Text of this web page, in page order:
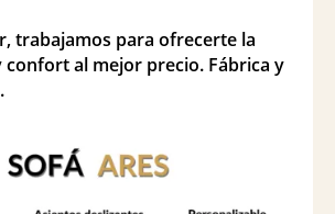
trabajamos para ofrecerte la
confort al mejor precio. Fábrica y